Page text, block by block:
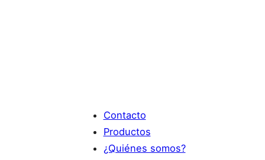
Contacto
Productos
¿Quiénes somos?